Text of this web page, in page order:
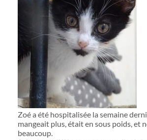
Zoé a été hospitalisée la semaine
mangeait plus, était en sous poids, et
beaucoup.